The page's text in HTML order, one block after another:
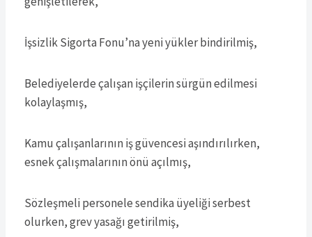
İşsizlik Sigorta Fonu’na yeni yükler bindirilmiş,
Belediyelerde çalışan işçilerin sürgün edilmesi
kolaylaşmış,
Kamu çalışanlarının iş güvencesi aşındırılırken,
esnek çalışmalarının önü açılmış,
Sözleşmeli personele sendika üyeliği serbest
olurken, grev yasağı getirilmiş,